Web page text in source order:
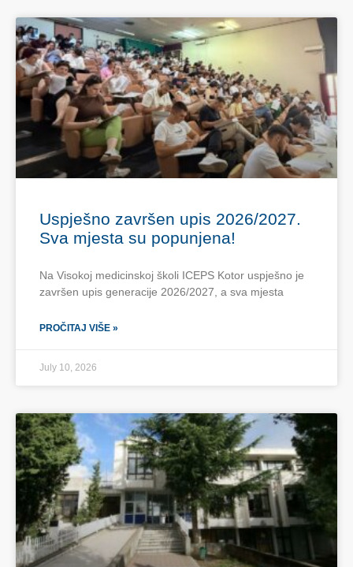
Uspješno završen upis 2026/2027.
Sva mjesta su popunjena!
Na Visokoj medicinskoj školi ICEPS Kotor uspješno je
završen upis generacije 2026/2027, a sva mjesta
PROČITAJ VIŠE »
July 10, 2026